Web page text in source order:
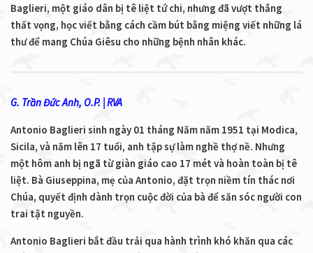
Baglieri, một giáo dân bị tê liệt tứ chi, nhưng đã vượt thắng
thất vọng, học viết bằng cách cầm bút bằng miệng viết những lá
thư để mang Chúa Giêsu cho những bệnh nhân khác.
G. Trần Đức Anh, O.P. | RVA
Antonio Baglieri sinh ngày 01 tháng Năm năm 1951 tại Modica,
Sicila, và năm lên 17 tuổi, anh tập sự làm nghề thợ nề. Nhưng
một hôm anh bị ngã từ giàn giáo cao 17 mét và hoàn toàn bị tê
liệt. Bà Giuseppina, mẹ của Antonio, đặt trọn niềm tín thác nơi
Chúa, quyết định dành trọn cuộc đời của bà để săn sóc người con
trai tật nguyền.
Antonio Baglieri bắt đầu trải qua hành trình khó khăn qua các